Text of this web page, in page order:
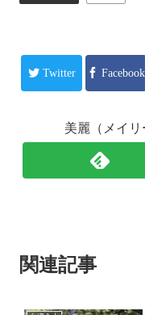
Twitter Facebook
美麗（メイ
関連記事